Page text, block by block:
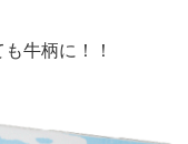
牛柄に！！